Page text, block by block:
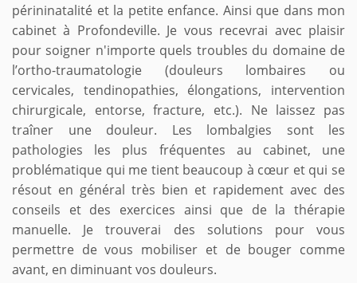
périninatalité et la petite enfance. Ainsi que dans mon
cabinet à Profondeville. Je vous recevrai avec plaisir
pour soigner n'importe quels troubles du domaine de
l’ortho-traumatologie (douleurs lombaires ou
cervicales, tendinopathies, élongations, intervention
chirurgicale, entorse, fracture, etc.). Ne laissez pas
traîner une douleur. Les lombalgies sont les
pathologies les plus fréquentes au cabinet, une
problématique qui me tient beaucoup à cœur et qui se
résout en général très bien et rapidement avec des
conseils et des exercices ainsi que de la thérapie
manuelle. Je trouverai des solutions pour vous
permettre de vous mobiliser et de bouger comme
avant, en diminuant vos douleurs.